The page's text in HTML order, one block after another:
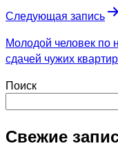
Следующая запись
Молодой человек по
сдачей чужих
Поиск
Свежие